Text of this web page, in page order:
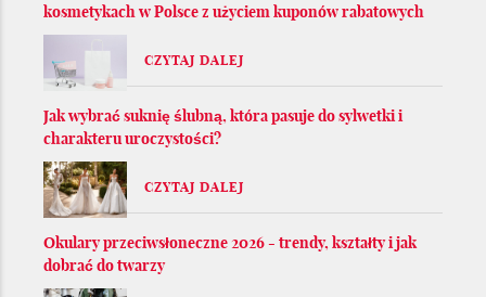
kosmetykach w Polsce z użyciem kuponów rabatowych
CZYTAJ DALEJ
Jak wybrać suknię ślubną, która pasuje do sylwetki i
charakteru uroczystości?
CZYTAJ DALEJ
Okulary przeciwsłoneczne 2026 - trendy, kształty i jak
dobrać do twarzy